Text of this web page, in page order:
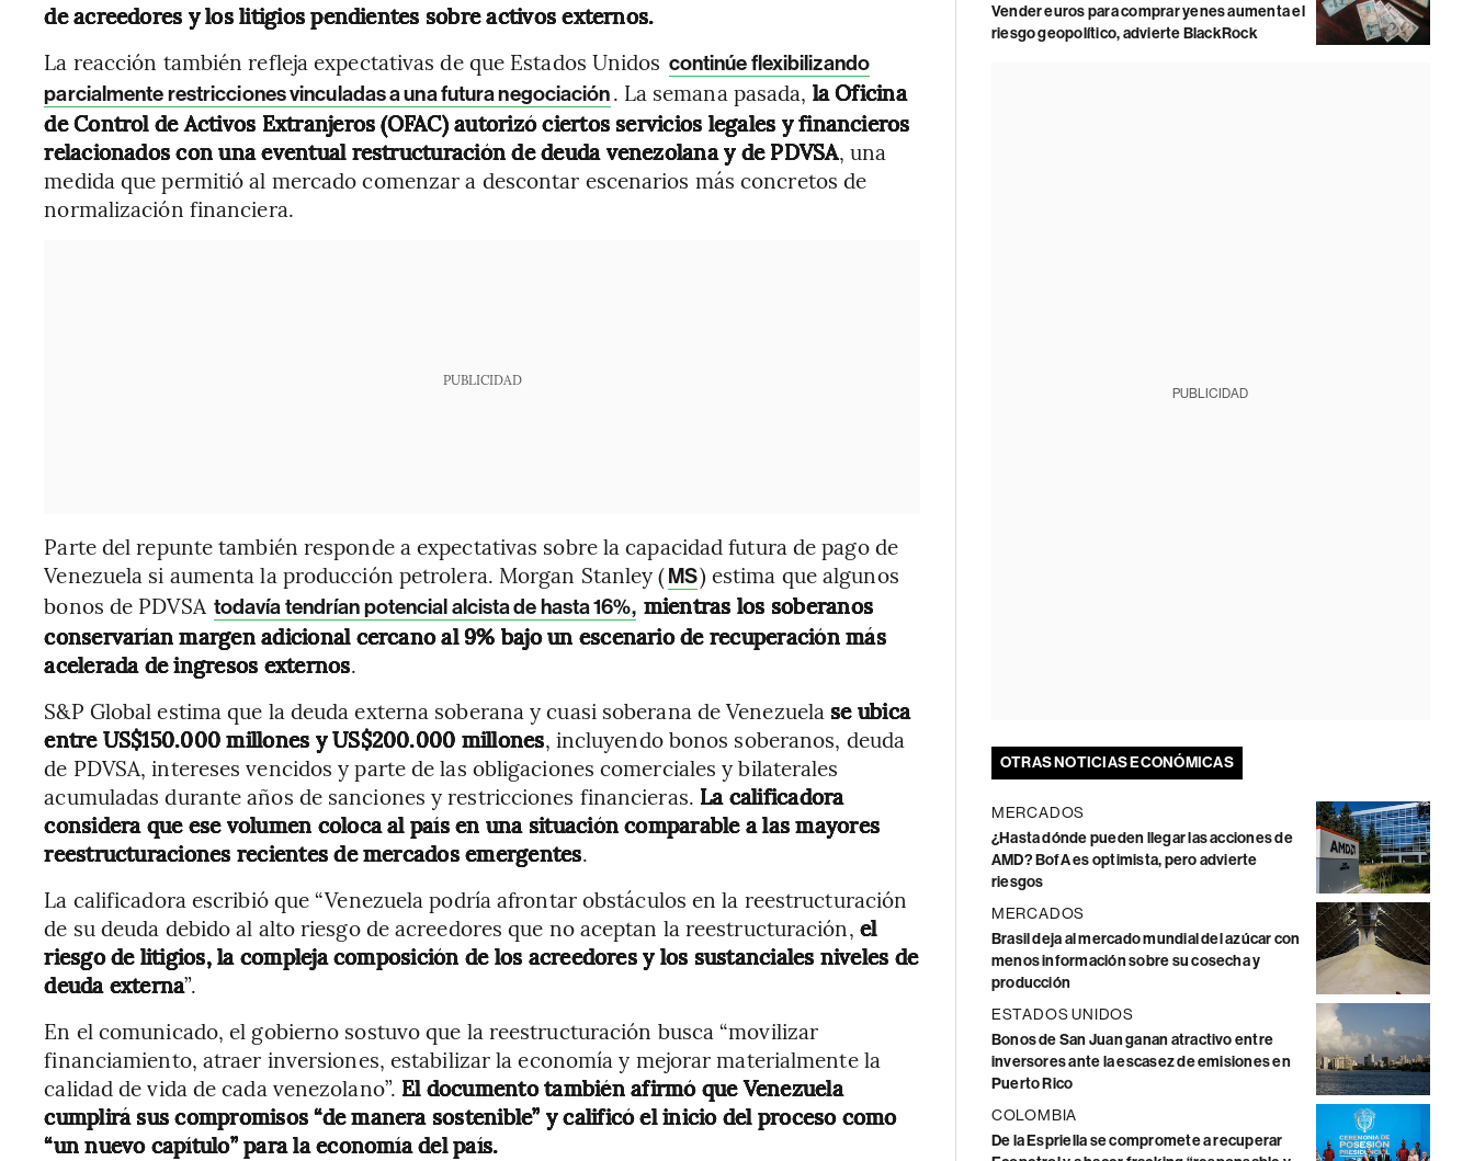
de acreedores y los litigios pendientes sobre activos externos.
La reacción también refleja expectativas de que Estados Unidos continúe flexibilizando
parcialmente restricciones vinculadas a una futura negociación. La semana pasada, la Oficina
de Control de Activos Extranjeros (OFAC) autorizó ciertos servicios legales y financieros
relacionados con una eventual restructuración de deuda venezolana y de PDVSA, una
medida que permitió al mercado comenzar a descontar escenarios más concretos de
normalización financiera.
PUBLICIDAD
Parte del repunte también responde a expectativas sobre la capacidad futura de pago de
Venezuela si aumenta la producción petrolera. Morgan Stanley (MS) estima que algunos
bonos de PDVSA todavía tendrían potencial alcista de hasta 16%, mientras los soberanos
conservarían margen adicional cercano al 9% bajo un escenario de recuperación más
acelerada de ingresos externos.
S&P Global estima que la deuda externa soberana y cuasi soberana de Venezuela se ubica
entre US$150.000 millones y US$200.000 millones, incluyendo bonos soberanos, deuda
de PDVSA, intereses vencidos y parte de las obligaciones comerciales y bilaterales
acumuladas durante años de sanciones y restricciones financieras. La calificadora
considera que ese volumen coloca al país en una situación comparable a las mayores
reestructuraciones recientes de mercados emergentes.
La calificadora escribió que “Venezuela podría afrontar obstáculos en la reestructuración
de su deuda debido al alto riesgo de acreedores que no aceptan la reestructuración, el
riesgo de litigios, la compleja composición de los acreedores y los sustanciales niveles de
deuda externa”.
En el comunicado, el gobierno sostuvo que la reestructuración busca “movilizar
financiamiento, atraer inversiones, estabilizar la economía y mejorar materialmente la
calidad de vida de cada venezolano”. El documento también afirmó que Venezuela
cumplirá sus compromisos “de manera sostenible” y calificó el inicio del proceso como
“un nuevo capítulo” para la economía del país.
Vender euros para comprar yenes aumenta el
riesgo geopolítico, advierte BlackRock
PUBLICIDAD
OTRAS NOTICIAS ECONÓMICAS
MERCADOS
¿Hasta dónde pueden llegar las acciones de
AMD? BofA es optimista, pero advierte
riesgos
MERCADOS
Brasil deja al mercado mundial del azúcar con
menos información sobre su cosecha y
producción
ESTADOS UNIDOS
Bonos de San Juan ganan atractivo entre
inversores ante la escasez de emisiones en
Puerto Rico
COLOMBIA
De la Espriella se compromete a recuperar